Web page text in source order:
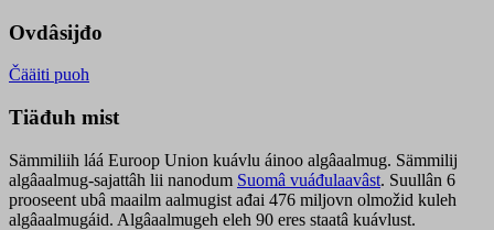
Ovdâsijđo
Čääiti puoh
Tiäđuh mist
Sämmiliih láá Euroop Union kuávlu áinoo algâaalmug. Sämmilij
algâaalmug-sajattâh lii nanodum Suomâ vuáđulaavâst. Suullân 6
prooseent ubâ maailm aalmugist ađai 476 miljovn olmožid kuleh
algâaalmugáid. Algâaalmugeh eleh 90 eres staatâ kuávlust.